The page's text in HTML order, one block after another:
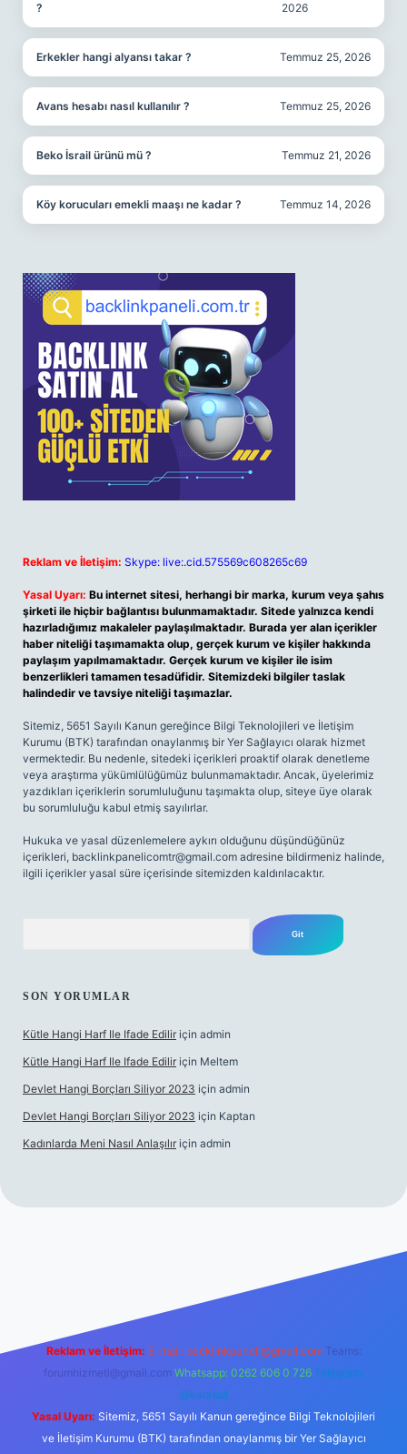
?
2026
Erkekler hangi alyansı takar ? Temmuz 25, 2026
Avans hesabı nasıl kullanılır ? Temmuz 25, 2026
Beko İsrail ürünü mü ? Temmuz 21, 2026
Köy korucuları emekli maaşı ne kadar ? Temmuz 14, 2026
Reklam ve İletişim: Skype: live:.cid.575569c608265c69
Yasal Uyarı: Bu internet sitesi, herhangi bir marka, kurum veya şahıs
şirketi ile hiçbir bağlantısı bulunmamaktadır. Sitede yalnızca kendi
hazırladığımız makaleler paylaşılmaktadır. Burada yer alan içerikler
haber niteliği taşımamakta olup, gerçek kurum ve kişiler hakkında
paylaşım yapılmamaktadır. Gerçek kurum ve kişiler ile isim
benzerlikleri tamamen tesadüfidir. Sitemizdeki bilgiler taslak
halindedir ve tavsiye niteliği taşımazlar.
Sitemiz, 5651 Sayılı Kanun gereğince Bilgi Teknolojileri ve İletişim
Kurumu (BTK) tarafından onaylanmış bir Yer Sağlayıcı olarak hizmet
vermektedir. Bu nedenle, sitedeki içerikleri proaktif olarak denetleme
veya araştırma yükümlülüğümüz bulunmamaktadır. Ancak, üyelerimiz
yazdıkları içeriklerin sorumluluğunu taşımakta olup, siteye üye olarak
bu sorumluluğu kabul etmiş sayılırlar.
Hukuka ve yasal düzenlemelere aykırı olduğunu düşündüğünüz
içerikleri, backlinkpanelicomtr@gmail.com adresine bildirmeniz halinde,
ilgili içerikler yasal süre içerisinde sitemizden kaldırılacaktır.
SON YORUMLAR
Kütle Hangi Harf Ile Ifade Edilir için admin
Kütle Hangi Harf Ile Ifade Edilir için Meltem
Devlet Hangi Borçları Siliyor 2023 için admin
Devlet Hangi Borçları Siliyor 2023 için Kaptan
Kadınlarda Meni Nasıl Anlaşılır için admin
Betexper giriş adresi
Reklam ve İletişim: E-mail: backlinkpaneli@gmail.com Teams:
forumhizmeti@gmail.com Whatsapp: 0262 606 0 726 Telegram:
@karabul
Yasal Uyarı: Sitemiz, 5651 Sayılı Kanun gereğince Bilgi Teknolojileri
ve İletişim Kurumu (BTK) tarafından onaylanmış bir Yer Sağlayıcı